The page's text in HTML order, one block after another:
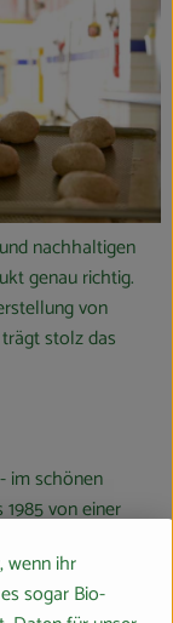
nachhaltigen
genau richtig.
von
stolz das
im schönen
von einer
wenn ihr
sogar Bio-